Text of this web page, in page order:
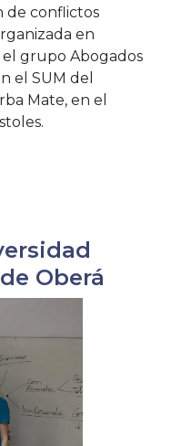
de conflictos
en
grupo Abogados
el SUM del
Mate, en el
Oberá